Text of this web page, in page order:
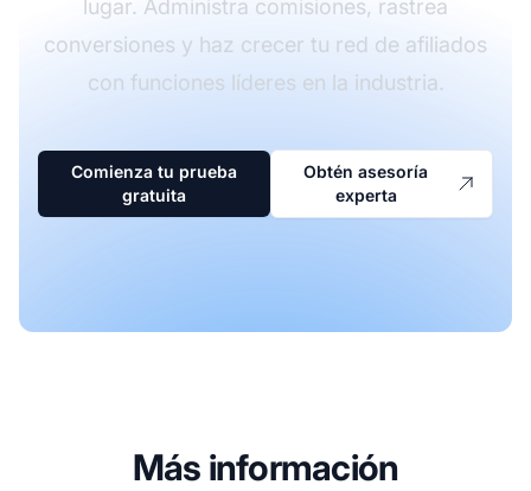
lugar. Administra comisiones, rastrea
conversiones y haz crecer tu red de afiliados
con funciones líderes en la industria.
Comienza tu prueba
gratuita
Obtén asesoría
experta
Más información